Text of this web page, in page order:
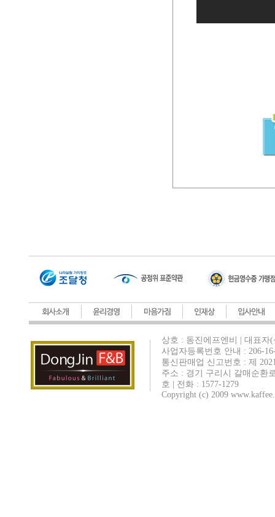
상호 : 동진에프엔비 | 대표
사업자등록번호 안내 : 206-
통신판매업 신고번호 : 제
주소 : 경기 구리시 갈매순환
호 | 전화 : 1577-1279
Copyright (c) 2009